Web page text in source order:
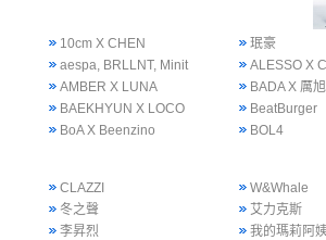
10cm X CHEN
珉豪
aespa, BRLLNT, Minit
ALESSO X
AMBER X LUNA
BADA X 厲旭
BAEKHYUN X LOCO
BeatBurger
BoA X Beenzino
BOL4
CLAZZI
W&Whale
冬之聲
艾力克斯
李昇烈
我的瑪莉阿